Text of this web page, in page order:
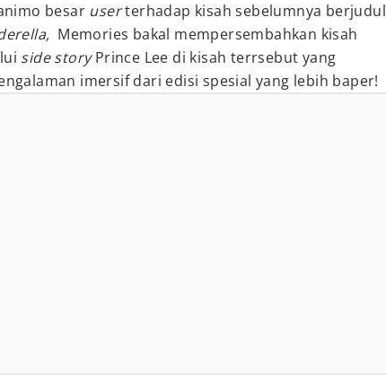
besar userterhadap kisah sebelumnya berjudul
Memories bakal mempersembahkan kisah
side storyPrince Lee di kisah terrsebut yang
imersif dari edisi spesial yang lebih baper!